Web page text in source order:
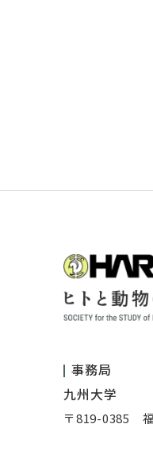
事務局
九州大学
〒819-0385